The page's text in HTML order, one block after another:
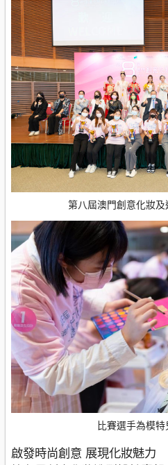
第八屆澳門創意化妝
比賽選手為模
啟發時尚創意 展現化妝魅力